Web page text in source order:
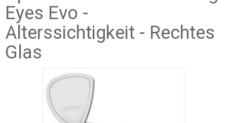
Eyes Evo -
Alterssichtigkeit - Rechtes
Glas